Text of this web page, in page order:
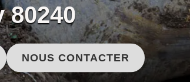
80240
NOUS CONTACTER